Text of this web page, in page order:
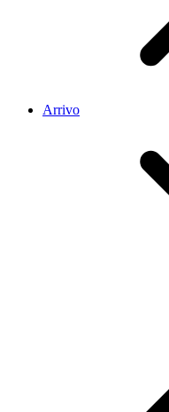
Arrivo